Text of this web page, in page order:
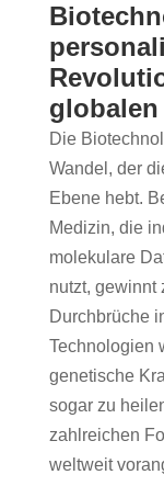
Die
Wandel, der
Ebene hebt.
Medizin, die
molekulare
nutzt, gewinnt
Durchbrüche
Technologien
genetische
sogar zu
zahlreichen
weltweit